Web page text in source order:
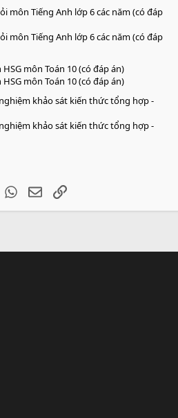
môn Tiếng Anh lớp 6 các năm (có đáp
môn Tiếng Anh lớp 6 các năm (có đáp
môn Toán 10 (có đáp án)
môn Toán 10 (có đáp án)
khảo sát kiến thức tổng hợp -
khảo sát kiến thức tổng hợp -
Tumblr WhatsApp
EmailLink